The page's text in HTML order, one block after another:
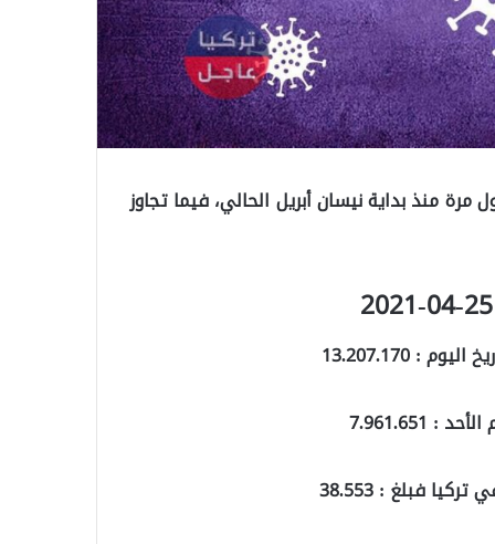
كـ.ـورونا في تركيا لما دون الـ40 ألف لأول مرة منذ بداية نيسان أبريل الحالي، فيما تجاوز
13.207.170
فبلغ : 38.553